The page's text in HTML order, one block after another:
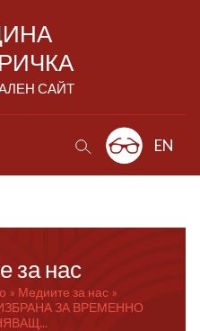
САЙТ
EN
за нас
Медиите за нас
ЗА ВРЕМЕННО